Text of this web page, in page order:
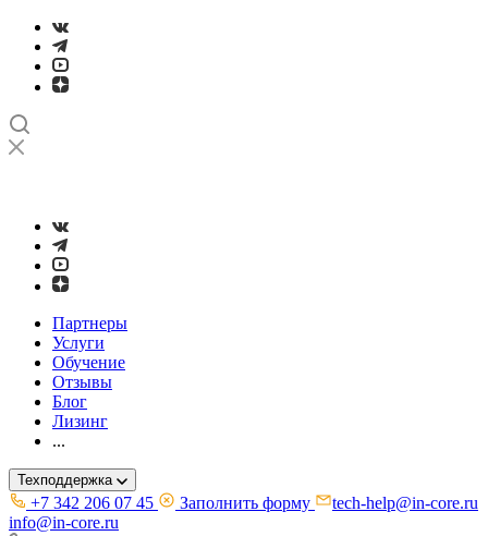
Партнеры
Услуги
Обучение
Отзывы
Блог
Лизинг
...
Техподдержка
+7 342 206 07 45 Заполнить форму
tech-help@in-core.ru
info@in-core.ru